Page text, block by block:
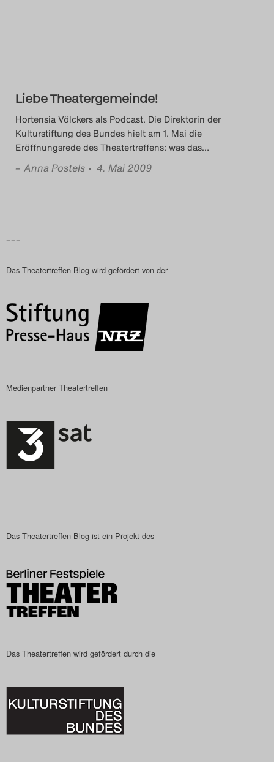
2015
Das Theatertreffen-Blog
2016
Das Theatertreffen-Blog
2018
Das Theatertreffen-Blog
2018 Alumni
Das Theatertreffen-Blog
Das Theatertreffen-Blog
2022
Das Theatertreffen-Blog
2023
Das Theatertreffen-Blog
2024
2025
Das Theatertreffen-Blog
Liebe Theatergemeinde!
Hortensia Völckers als Podcast. Die Direktorin der
Kulturstiftung des Bundes hielt am 1. Mai die
Eröffnungsrede des Theatertreffens: was das…
– Anna Postels • 4. Mai 2009
–––
Das Theatertreffen-Blog wird gefördert von der
Medienpartner Theatertreffen
Das Theatertreffen-Blog ist ein Projekt des
Das Theatertreffen wird gefördert durch die